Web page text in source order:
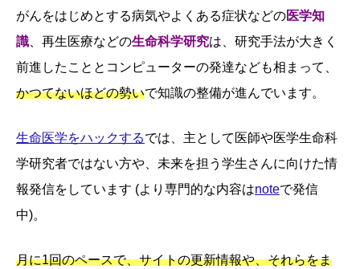
がんをはじめとする病気やよくある症状などの医学知
識 、再生医療などの生命科学研究は、研究手法が大きく
前進したこととコンピューターの発達なども相まって、
かつてないほどの勢いで知識の整備が進んでいます。
生命医学をハックするでは、主として医師や医学生命科
学研究者ではない方や、未来を担う学生さんに向けた情
報発信をしています (より専門的な内容はnoteで発信
中)。
月に1回のペースで、サイトの更新情報や、それらをま